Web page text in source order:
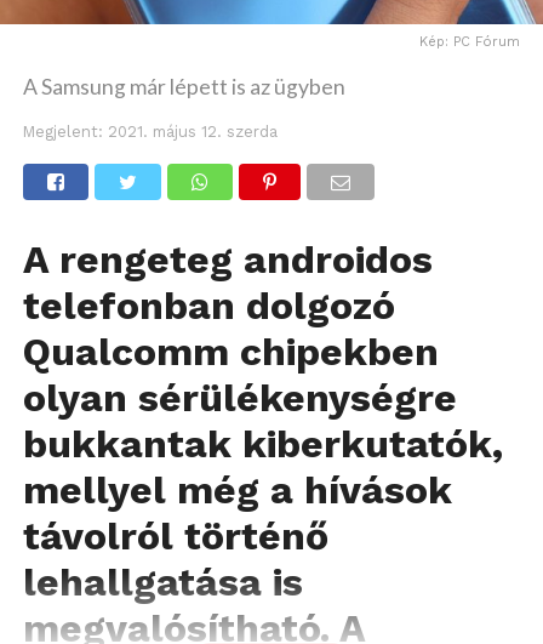
Kép: PC Fórum
A Samsung már lépett is az ügyben
Megjelent: 2021. május 12. szerda
A rengeteg androidos
telefonban dolgozó
Qualcomm chipekben
olyan sérülékenységre
bukkantak kiberkutatók,
mellyel még a hívások
távolról történő
lehallgatása is
megvalósítható. A